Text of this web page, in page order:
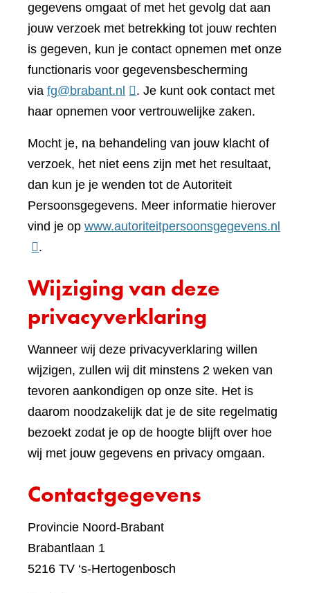
gegevens omgaat of met het gevolg dat aan
jouw verzoek met betrekking tot jouw rechten
is gegeven, kun je contact opnemen met onze
functionaris voor gegevensbescherming
via fg@brabant.nl
. Je kunt ook contact met
haar opnemen voor vertrouwelijke zaken.
Mocht je, na behandeling van jouw klacht of
verzoek, het niet eens zijn met het resultaat,
dan kun je je wenden tot de Autoriteit
Persoonsgegevens. Meer informatie hierover
vind je op www.autoriteitpersoonsgegevens.nl
.
Wijziging van deze
privacyverklaring
Wanneer wij deze privacyverklaring willen
wijzigen, zullen wij dit minstens 2 weken van
tevoren aankondigen op onze site. Het is
daarom noodzakelijk dat je de site regelmatig
bezoekt zodat je op de hoogte blijft over hoe
wij met jouw gegevens en privacy omgaan.
Contactgegevens
Provincie Noord-Brabant
Brabantlaan 1
5216 TV ‘s-Hertogenbosch